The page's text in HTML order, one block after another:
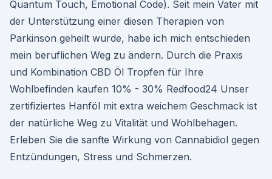
Quantum Touch, Emotional Code). Seit mein Vater mit
der Unterstützung einer diesen Therapien von
Parkinson geheilt wurde, habe ich mich entschieden
mein beruflichen Weg zu ändern. Durch die Praxis
und Kombination CBD Öl Tropfen für Ihre
Wohlbefinden kaufen 10% - 30% Redfood24 Unser
zertifiziertes Hanföl mit extra weichem Geschmack ist
der natürliche Weg zu Vitalität und Wohlbehagen.
Erleben Sie die sanfte Wirkung von Cannabidiol gegen
Entzündungen, Stress und Schmerzen.